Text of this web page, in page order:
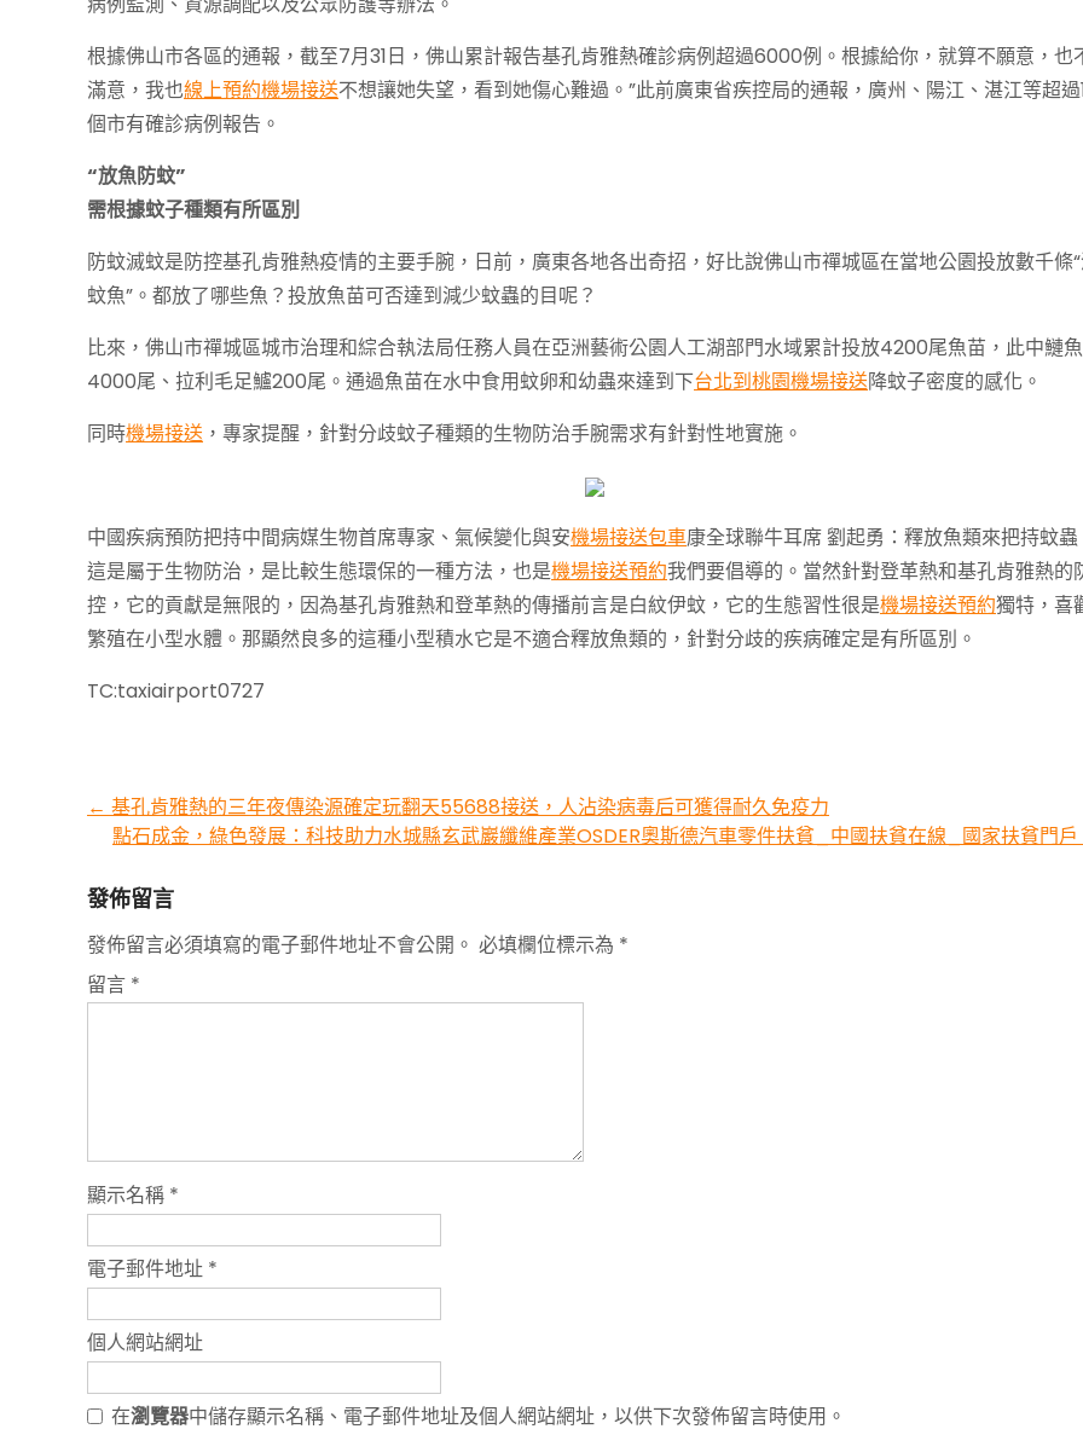
根據佛山市各區的通報，截至7月31日，佛山累計報告基孔肯雅熱確診病例超過6000例。根據給你，就算不願意，也
滿意，我也線上預約機場接送不想讓她失望，看到她傷心難過。”此前廣東省疾控局的通報，廣州、陽江、湛江等超過
個市有確診病例報告。
“放魚防蚊”
需根據蚊子種類有所區別
防蚊滅蚊是防控基孔肯雅熱疫情的主要手腕，日前，廣東各地各出奇招，好比說佛山市禪城區在當地公園投放數千條
蚊魚”。都放了哪些魚？投放魚苗可否達到減少蚊蟲的目呢？
比來，佛山市禪城區城市治理和綜合執法局任務人員在亞洲藝術公園人工湖部門水域累計投放4200尾魚苗，此中鰱魚
4000尾、拉利毛足鱸200尾。通過魚苗在水中食用蚊卵和幼蟲來達到下台北到桃園機場接送降蚊子密度的感化。
同時機場接送 ，專家提醒，針對分歧蚊子種類的生物防治手腕需求有針對性地實施。
中國疾病預防把持中間病媒生物首席專家、氣候變化與安機場接送包車康全球聯牛耳席 劉起勇：釋放魚類來把持蚊蟲
這是屬于生物防治，是比較生態環保的一種方法，也是機場接送預約我們要倡導的。當然針對登革熱和基孔肯雅熱的
控，它的貢獻是無限的，因為基孔肯雅熱和登革熱的傳播前言是白紋伊蚊，它的生態習性很是機場接送預約獨特，喜
繁殖在小型水體。那顯然良多的這種小型積水它是不適合釋放魚類的，針對分歧的疾病確定是有所區別。
TC:taxiairport0727
Post
navigation
← 基孔肯雅熱的三年夜傳染源確定玩翻天55688接送，人沾染病毒后可獲得耐久免疫力
點石成金，綠色發展：科技助力水城縣玄武巖纖維產業OSDER奧斯德汽車零件扶貧_中國扶貧在線_國家扶貧門戶
發佈留言
發佈留言必須填寫的電子郵件地址不會公開。 必填欄位標示為 *
留言 *
顯示名稱 *
電子郵件地址 *
個人網站網址
在瀏覽器中儲存顯示名稱、電子郵件地址及個人網站網址，以供下次發佈留言時使用。